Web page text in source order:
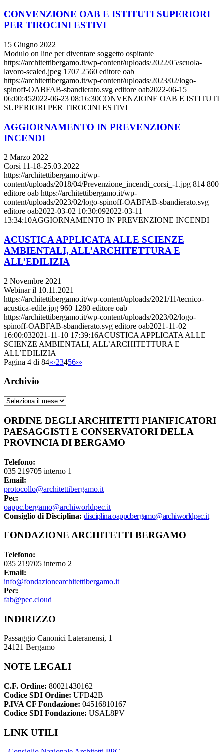
CONVENZIONE OAB E ISTITUTI SUPERIORI
PER TIROCINI ESTIVI
15 Giugno 2022
Modulo on line per diventare soggetto ospitante
https://architettibergamo.it/wp-content/uploads/2022/05/scuola-
lavoro-scaled.jpeg 1707 2560 editore oab
https://architettibergamo.it/wp-content/uploads/2023/02/logo-
spinoff-OABFAB-sbandierato.svg editore oab2022-06-15
06:00:452022-06-23 08:16:30CONVENZIONE OAB E ISTITUTI
SUPERIORI PER TIROCINI ESTIVI
AGGIORNAMENTO IN PREVENZIONE
INCENDI
2 Marzo 2022
Corsi 11-18-25.03.2022
https://architettibergamo.it/wp-
content/uploads/2018/04/Prevenzione_incendi_corsi_-1.jpg 814 800
editore oab https://architettibergamo.it/wp-
content/uploads/2023/02/logo-spinoff-OABFAB-sbandierato.svg
editore oab2022-03-02 10:30:092022-03-11
13:34:10AGGIORNAMENTO IN PREVENZIONE INCENDI
ACUSTICA APPLICATA ALLE SCIENZE
AMBIENTALI, ALL’ARCHITETTURA E
ALL’EDILIZIA
2 Novembre 2021
Webinar il 10.11.2021
https://architettibergamo.it/wp-content/uploads/2021/11/tecnico-
acustica-edile.jpg 960 1280 editore oab
https://architettibergamo.it/wp-content/uploads/2023/02/logo-
spinoff-OABFAB-sbandierato.svg editore oab2021-11-02
16:00:032021-11-10 17:39:16ACUSTICA APPLICATA ALLE
SCIENZE AMBIENTALI, ALL’ARCHITETTURA E
ALL’EDILIZIA
Pagina 4 di 84«‹23456›»
Archivio
Archivio
ORDINE DEGLI ARCHITETTI PIANIFICATORI
PAESAGGISTI E CONSERVATORI DELLA
PROVINCIA DI BERGAMO
Telefono:
035 219705 interno 1
Email:
protocollo@architettibergamo.it
Pec:
oappc.bergamo@archiworldpec.it
Consiglio di Disciplina: disciplina.oappcbergamo@archiworldpec.it
FONDAZIONE ARCHITETTI BERGAMO
Telefono:
035 219705 interno 2
Email:
info@fondazionearchitettibergamo.it
Pec:
fab@pec.cloud
INDIRIZZO
Passaggio Canonici Lateranensi, 1
24121 Bergamo
NOTE LEGALI
C.F. Ordine: 80021430162
Codice SDI Ordine: UFD42B
P.IVA CF Fondazione: 04516810167
Codice SDI Fondazione: USAL8PV
LINK UTILI